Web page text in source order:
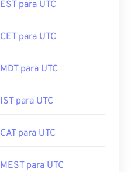
EST para UTC
CET para UTC
MDT para UTC
IST para UTC
CAT para UTC
MEST para UTC